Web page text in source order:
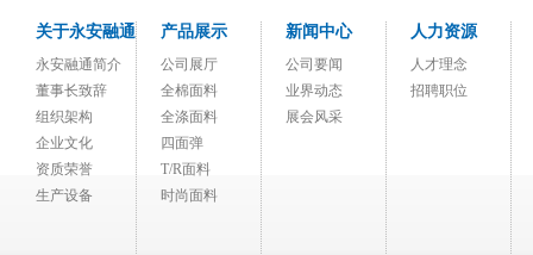
关于永安融通
永安融通简介
董事长致辞
组织架构
企业文化
资质荣誉
生产设备
产品展示
公司展厅
全棉面料
全涤面料
四面弹
T/R面料
时尚面料
新闻中心
公司要闻
业界动态
展会风采
人力资源
人才理念
招聘职位